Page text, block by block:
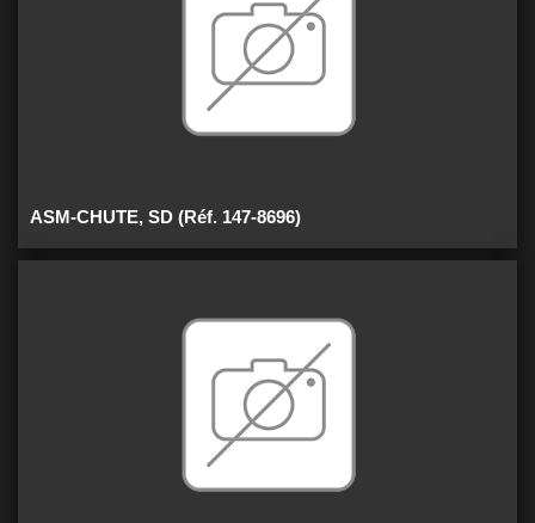
ASM-CHUTE, SD (Réf. 147-8696)